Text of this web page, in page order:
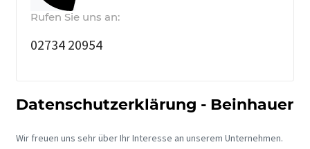
Rufen Sie uns an:
02734 20954
Datenschutzerklärung - Beinhauer
Wir freuen uns sehr über Ihr Interesse an unserem Unternehmen.